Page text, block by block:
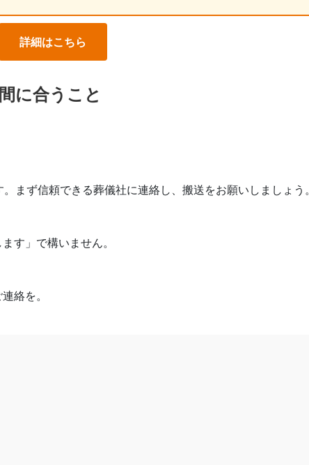
詳細はこちら
に合うこと
まず信頼できる葬儀社に連絡し、搬送をお願いしましょう。
す」で構いません。
絡を。